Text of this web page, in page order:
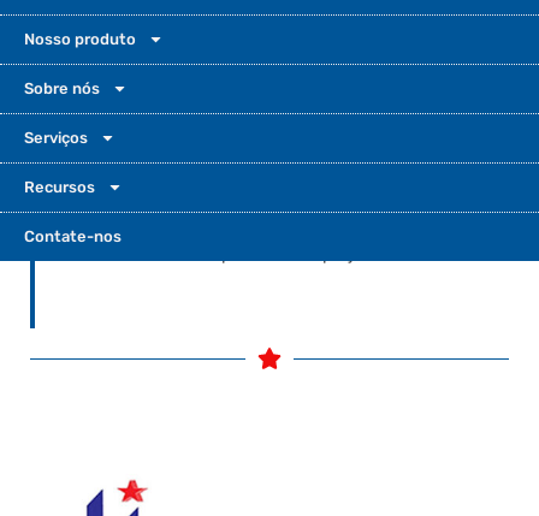
Nosso produto
Sobre nós
Serviços
Recursos
Contate-nos
aumenta. De grandes áreas urbanas a áreas
remotas, a personalização exclusiva ajuda a
alcançar a eficiência. Ela também
proporciona durabilidade e valoriza a marca
do produto. Neste guia, detalhamos nossas
iluminação. Isso dá aos clientes a